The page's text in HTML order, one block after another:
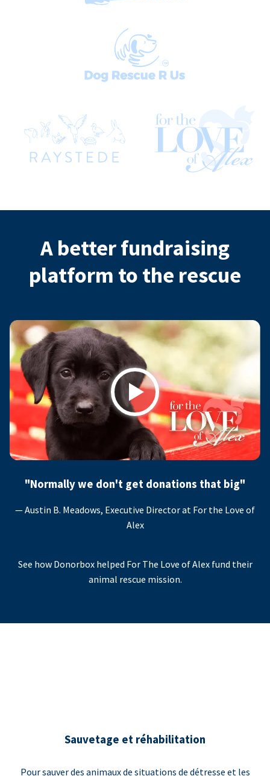
A better fundraising
platform to the rescue
Play
"Normally we don't get donations that big"
— Austin B. Meadows, Executive Director at For the Love of
Alex
See how Donorbox helped For The Love of Alex fund their
animal rescue mission.
Sauvetage et réhabilitation
Pour sauver des animaux de situations de détresse et les